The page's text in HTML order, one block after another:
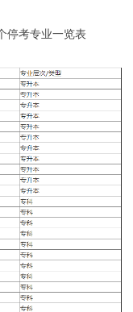
停考专业一览表